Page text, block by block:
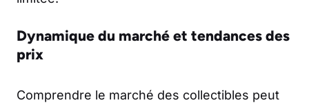
Dynamique du marché et tendances des
prix
Comprendre le marché des collectibles peut